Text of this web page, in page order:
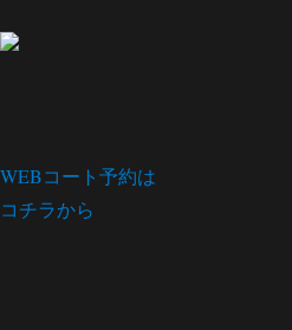
WEBコート予約は
コチラから